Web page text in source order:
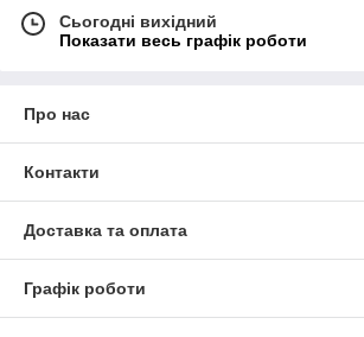
Сьогодні вихідний
Показати весь графік роботи
Про нас
Контакти
Доставка та оплата
Графік роботи